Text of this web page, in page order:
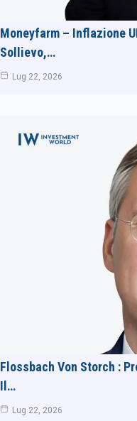
Moneyfarm – Inflazione
Sollievo,…
Lug 22, 2026
Flossbach Von Storch :
Il…
Lug 22, 2026